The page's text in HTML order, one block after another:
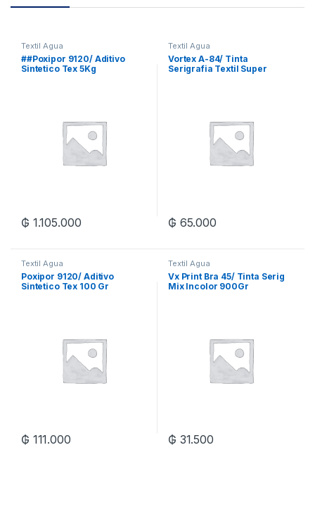
Textil Agua
##Poxipor 9120/ Aditivo
Sintetico Tex 5Kg
₲ 1.105.000
Textil Agua
Vortex A-84/ Tinta
Serigrafia Textil Super
₲ 65.000
Textil Agua
Poxipor 9120/ Aditivo
Sintetico Tex 100 Gr
₲ 111.000
Textil Agua
Vx Print Bra 45/ Tinta Serig
Mix Incolor 900Gr
₲ 31.500